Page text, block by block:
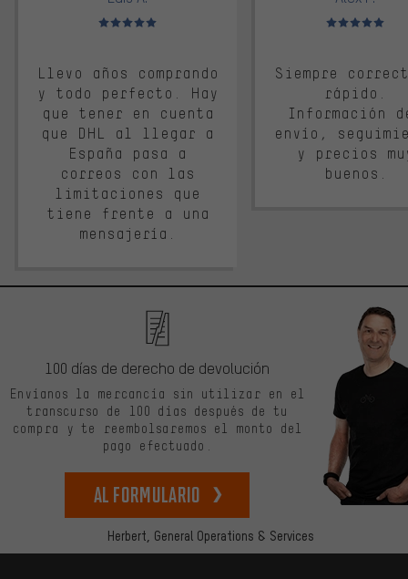
Valoración media: 5 de 5
Llevo años comprando
y todo perfecto. Hay
que tener en cuenta
que DHL al llegar a
España pasa a
correos con las
limitaciones que
tiene frente a una
mensajería.
Valoración
Siempre
rápido.
Información
envío,
y precios
buenos.
Herbert, General Operations & Services
100 días de derecho de devolución
Envíanos la mercancía sin utilizar en el
transcurso de 100 días después de tu
compra y te reembolsaremos el monto del
pago efectuado.
Al formulario